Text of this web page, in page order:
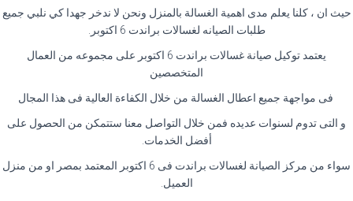
حيث ان ، كلنا يعلم مدى اهمية الغسالة بالمنزل ونحن لا ندخر جهدا كي نلبي جميع
طلبات الصيانه لغسالات براندت 6 اكتوبر.
يعتمد توكيل صيانة غسالات براندت 6 اكتوبر على مجموعه من العمال
المتخصصين
فى مواجهة جميع اعطال الغسالة من خلال الكفاءة العالية فى هذا المجال
و التى تدوم لسنوات عديده فمن خلال التواصل معنا ستتمكن من الحصول على
أفضل الخدمات.
سواء من مركز الصيانة لغسالات براندت فى 6 اكتوبر المعتمد بمصر او من منزل
العميل.